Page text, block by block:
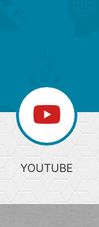
YOUTUBE